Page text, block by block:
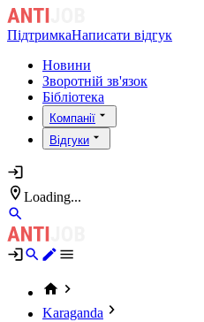
ПідтримкаНаписати відгук
Новини
Зворотній зв'язок
Бібліотека
Компанії
Відгуки
Loading...
Karaganda